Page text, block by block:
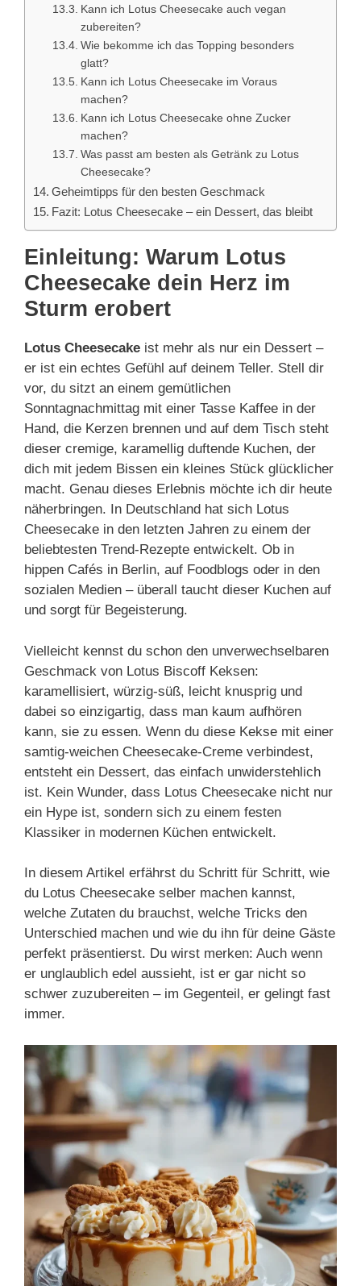
Kann ich Lotus Cheesecake auch vegan
zubereiten?
Wie bekomme ich das Topping besonders
glatt?
Kann ich Lotus Cheesecake im Voraus
machen?
Kann ich Lotus Cheesecake ohne Zucker
machen?
Was passt am besten als Getränk zu Lotus
Cheesecake?
Geheimtipps für den besten Geschmack
Fazit: Lotus Cheesecake – ein Dessert, das bleibt
Einleitung: Warum Lotus
Cheesecake dein Herz im
Sturm erobert
Lotus Cheesecake ist mehr als nur ein Dessert –
er ist ein echtes Gefühl auf deinem Teller. Stell dir
vor, du sitzt an einem gemütlichen
Sonntagnachmittag mit einer Tasse Kaffee in der
Hand, die Kerzen brennen und auf dem Tisch steht
dieser cremige, karamellig duftende Kuchen, der
dich mit jedem Bissen ein kleines Stück glücklicher
macht. Genau dieses Erlebnis möchte ich dir heute
näherbringen. In Deutschland hat sich Lotus
Cheesecake in den letzten Jahren zu einem der
beliebtesten Trend-Rezepte entwickelt. Ob in
hippen Cafés in Berlin, auf Foodblogs oder in den
sozialen Medien – überall taucht dieser Kuchen auf
und sorgt für Begeisterung.
Vielleicht kennst du schon den unverwechselbaren
Geschmack von Lotus Biscoff Keksen:
karamellisiert, würzig-süß, leicht knusprig und
dabei so einzigartig, dass man kaum aufhören
kann, sie zu essen. Wenn du diese Kekse mit einer
samtig-weichen Cheesecake-Creme verbindest,
entsteht ein Dessert, das einfach unwiderstehlich
ist. Kein Wunder, dass Lotus Cheesecake nicht nur
ein Hype ist, sondern sich zu einem festen
Klassiker in modernen Küchen entwickelt.
In diesem Artikel erfährst du Schritt für Schritt, wie
du Lotus Cheesecake selber machen kannst,
welche Zutaten du brauchst, welche Tricks den
Unterschied machen und wie du ihn für deine Gäste
perfekt präsentierst. Du wirst merken: Auch wenn
er unglaublich edel aussieht, ist er gar nicht so
schwer zuzubereiten – im Gegenteil, er gelingt fast
immer.